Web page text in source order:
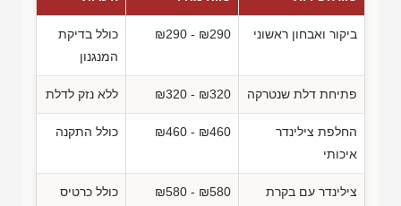
ביקור ואבחון ראשוני ₪290 - ₪290
כולל בדיקת
המנגנון
פתיחת דלת שנטרקה ₪320 - ₪320 ללא נזק לדלת
החלפת צילינדר
איכותי
₪460 - ₪460 כולל התקנה
צילינדר עם בקרת
₪580 - ₪580
כולל כרטיס